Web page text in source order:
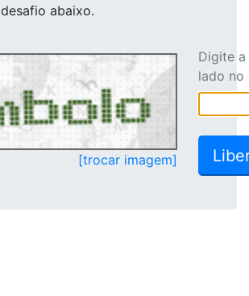
abaixo.
[trocar imagem]
Digite
lado no